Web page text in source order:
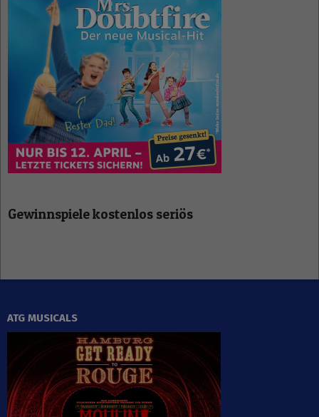
Gewinnspiele kostenlos seriös
ATG MUSICALS